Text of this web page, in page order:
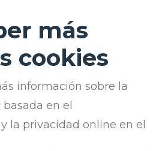
más
cookies
información sobre la
en el
la privacidad online en el